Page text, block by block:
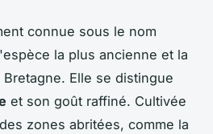
connue sous le nom
la plus ancienne et la
Elle se distingue
et son goût raffiné. Cultivée
zones abritées, comme la